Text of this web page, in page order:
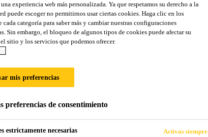
experiencia web más personalizada. Ya que respetamos su derecho a la
puede escoger no permitirnos usar ciertas cookies. Haga clic en los
cada categoría para saber más y cambiar nuestras configuraciones
Sin embargo, el bloqueo de algunos tipos de cookies puede afectar su
sitio y los servicios que podemos ofrecer.
mis preferencias
preferencias de consentimiento
estrictamente necesarias Activas siempre